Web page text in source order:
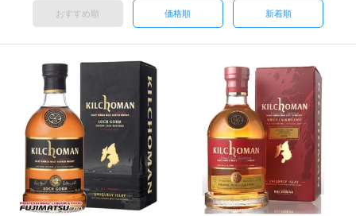
おすすめ順 価格順 新着順